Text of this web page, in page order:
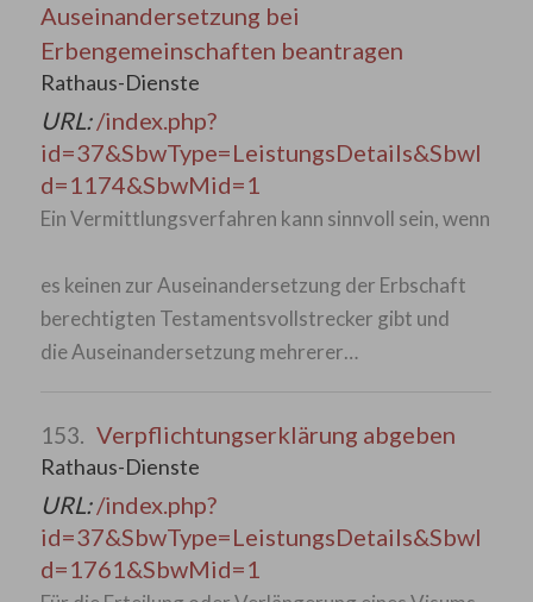
Auseinandersetzung bei
Erbengemeinschaften beantragen
Rathaus-Dienste
URL:/index.php?
id=37&SbwType=LeistungsDetails&SbwI
d=1174&SbwMid=1
Ein Vermittlungsverfahren kann sinnvoll sein, wenn
es keinen zur Auseinandersetzung der Erbschaft
berechtigten Testamentsvollstrecker gibt und
die Auseinandersetzung mehrerer…
153. Verpflichtungserklärung abgeben
Rathaus-Dienste
URL:/index.php?
id=37&SbwType=LeistungsDetails&SbwI
d=1761&SbwMid=1